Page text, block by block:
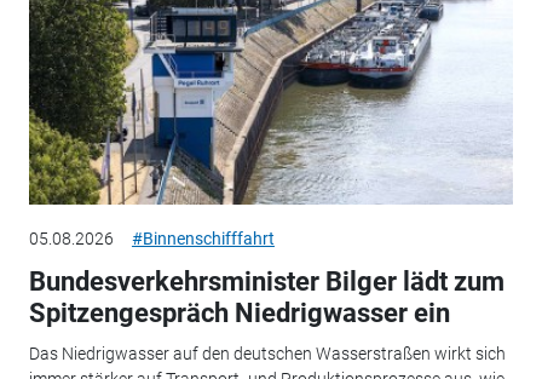
05.08.2026 #Binnenschifffahrt
Bundesverkehrsminister Bilger lädt zum
Spitzengespräch Niedrigwasser ein
Das Niedrigwasser auf den deutschen Wasserstraßen wirkt sich